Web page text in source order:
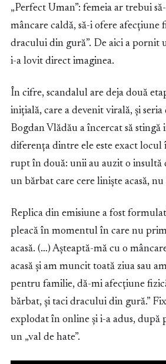
„Perfect Uman”: femeia ar trebui
mâncare caldă, să-i ofere afecțiune
dracului din gură”. De aici a pornit
i-a lovit direct imaginea.
În cifre, scandalul are deja două
inițială, care a devenit virală, și
Bogdan Vlădău a încercat să
diferența dintre ele este exact locul
rupt în două: unii au auzit o insultă
un bărbat care cere liniște acasă,
Replica din emisiune a fost
pleacă în momentul în care nu
acasă. (…) Așteaptă-mă cu o
acasă și am muncit toată ziua sau
pentru familie, dă-mi afecțiune
bărbat, și taci dracului din gură.”
explodat în online și i-a adus,
un „val de hate”.